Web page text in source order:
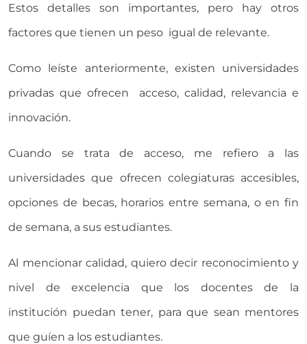
Estos detalles son importantes, pero hay otros
factores que tienen un peso igual de relevante.
Como leíste anteriormente, existen universidades
privadas que ofrecen acceso, calidad, relevancia e
innovación.
Cuando se trata de acceso, me refiero a las
universidades que ofrecen colegiaturas accesibles,
opciones de becas, horarios entre semana, o en fin
de semana, a sus estudiantes.
Al mencionar calidad, quiero decir reconocimiento y
nivel de excelencia que los docentes de la
institución puedan tener, para que sean mentores
que guíen a los estudiantes.